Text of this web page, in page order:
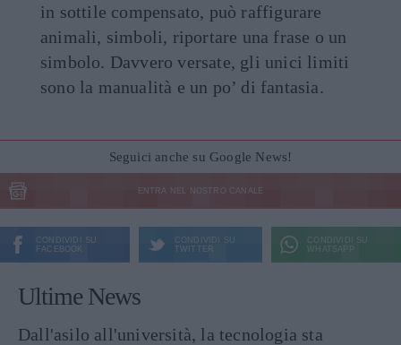
in sottile compensato, può raffigurare
animali, simboli, riportare una frase o un
simbolo. Davvero versate, gli unici limiti
sono la manualità e un po’ di fantasia.
Seguici anche su Google News!
ENTRA NEL NOSTRO CANALE
CONDIVIDI SU
FACEBOOK
CONDIVIDI SU
TWITTER
CONDIVIDI SU
WHATSAPP
Ultime News
Dall'asilo all'università, la tecnologia sta